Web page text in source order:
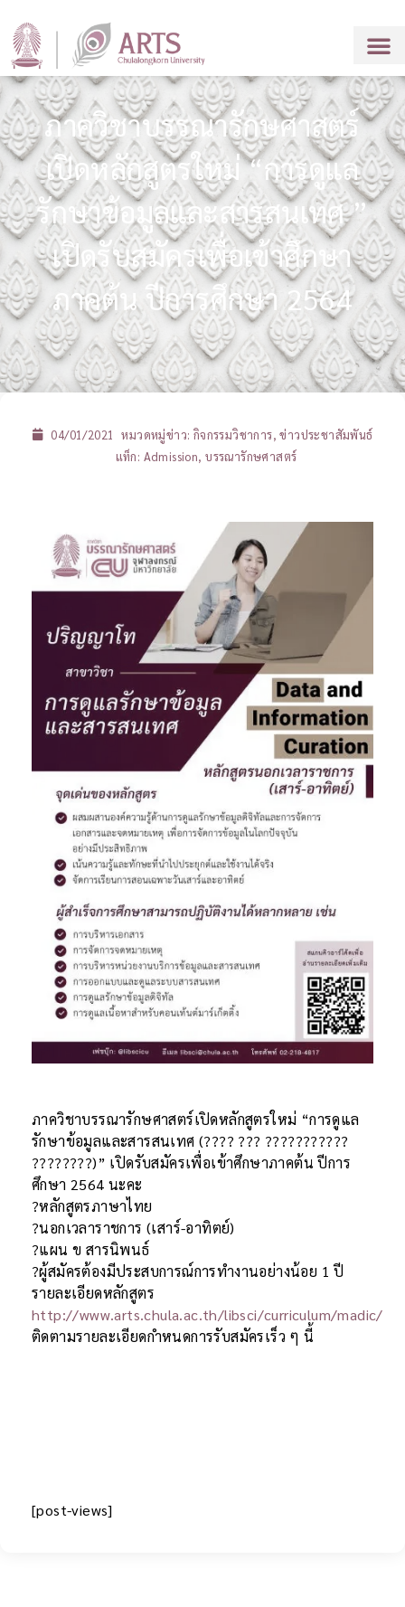
ภาควิชาบรรณารักษศาสตร์
เปิดหลักสูตรใหม่ “การดูแล
รักษาข้อมูลและสารสนเทศ ”
เปิดรับสมัครเพื่อเข้าศึกษา
ภาคต้น ปีการศึกษา 2564
04/01/2021 หมวดหมู่ข่าว: กิจกรรมวิชาการ,ข่าวประชาสัมพันธ์
แท็ก: Admission,บรรณารักษศาสตร์
ภาควิชาบรรณารักษศาสตร์เปิดหลักสูตรใหม่ “การดูแล
รักษาข้อมูลและสารสนเทศ (???? ??? ???????????
????????)” เปิดรับสมัครเพื่อเข้าศึกษาภาคต้น ปีการ
ศึกษา 2564 นะคะ
?หลักสูตรภาษาไทย
?นอกเวลาราชการ (เสาร์-อาทิตย์)
?แผน ข สารนิพนธ์
?ผู้สมัครต้องมีประสบการณ์การทำงานอย่างน้อย 1 ปี
รายละเอียดหลักสูตร
http://www.arts.chula.ac.th/libsci/curriculum/madic/
ติดตามรายละเอียดกำหนดการรับสมัครเร็ว ๆ นี้
[post-views]